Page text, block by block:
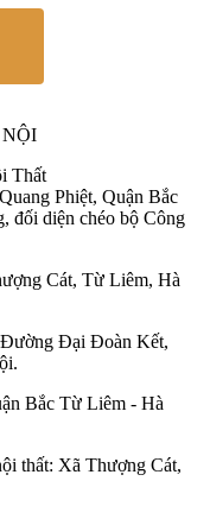
Thất
Phiệt, Quận Bắc
đối diện chéo bộ Công
Cát, Từ Liêm, Hà
Đường Đại Đoàn Kết,
Bắc Từ Liêm - Hà
thất: Xã Thượng Cát,